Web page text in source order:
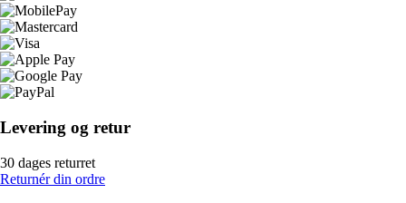
Levering og retur
30 dages returret
Returnér din ordre